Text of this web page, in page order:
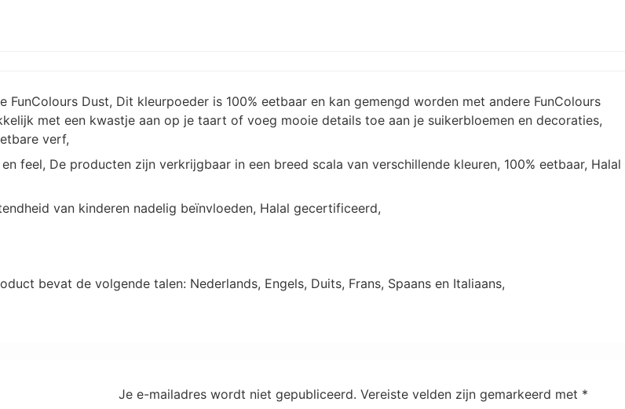
Dust, Dit kleurpoeder is 100% eetbaar en kan gemengd worden met andere FunColours
met een kwastje aan op je taart of voeg mooie details toe aan je suikerbloemen en decoraties,
verf,
feel, De producten zijn verkrijgbaar in een breed scala van verschillende kleuren, 100% eetbaar, Halal
van kinderen nadelig beïnvloeden, Halal gecertificeerd,
bevat de volgende talen: Nederlands, Engels, Duits, Frans, Spaans en Italiaans,
Je e-mailadres wordt niet gepubliceerd. Vereiste velden zijn gemarkeerd met *